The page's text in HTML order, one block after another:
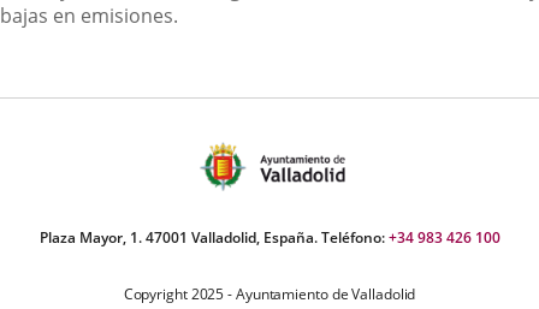
bajas en emisiones.
Plaza Mayor, 1. 47001 Valladolid, España. Teléfono:+34 983 426 100
Copyright 2025 - Ayuntamiento de Valladolid